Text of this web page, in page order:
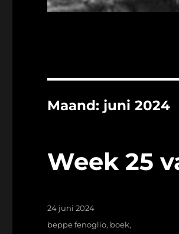
Maand: juni 2024
Week 25
Geplaatst
op
24 juni 2024
Tags
beppe fenoglio, boek,